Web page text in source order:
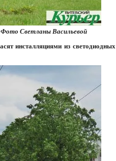
Фото Светланы Васильевой
инсталляциями из светодиодных